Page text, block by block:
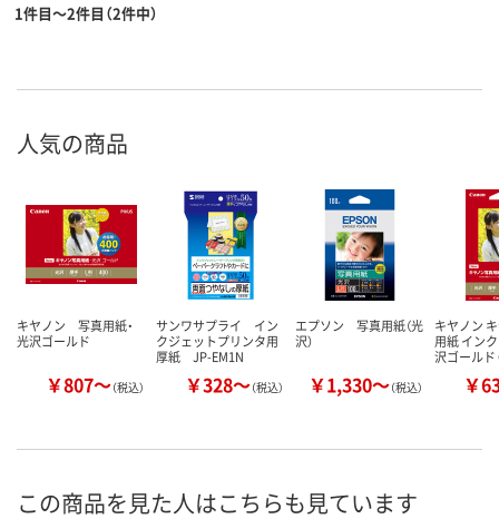
1件目～2件目（2件中）
人気の商品
キヤノン 写真用紙・
光沢ゴールド
￥807～（税込）
サンワサプライ イン
クジェットプリンタ用
厚紙 JP-EM1N
￥328～（税込）
エプソン 写真用紙（光
沢）
￥1,330～（税込）
キヤノン
用紙 イン
沢ゴール
￥
この商品を見た人はこちらも見ています